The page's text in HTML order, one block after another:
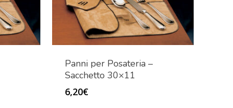
Panni per Posateria –
Sacchetto 30×11
6,20€